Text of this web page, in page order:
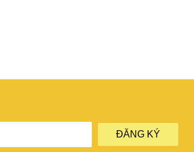
ĐĂNG KÝ